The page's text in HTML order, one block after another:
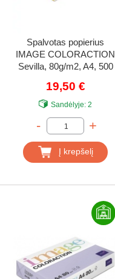
Spalvotas popierius
IMAGE COLORACTION
Sevilla, 80g/m2, A4, 500
19,50 €
Sandėlyje: 2
- +
Į krepšelį